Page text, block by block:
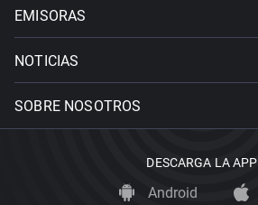
EMISORAS
NOTICIAS
SOBRE NOSOTROS
DESCARGA LA APP
Android